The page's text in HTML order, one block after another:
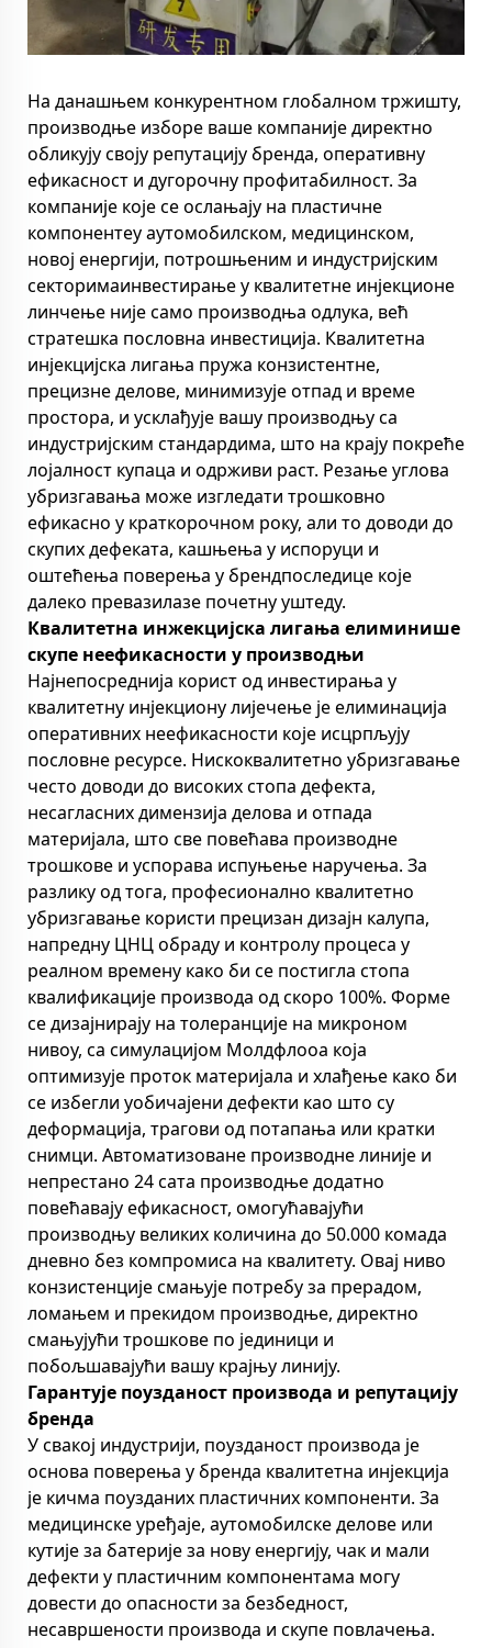
На данашњем конкурентном глобалном тржишту,
производње изборе ваше компаније директно
обликују своју репутацију бренда, оперативну
ефикасност и дугорочну профитабилност. За
компаније које се ослањају на пластичне
компонентеу аутомобилском, медицинском,
новој енергији, потрошњеним и индустријским
секторимаинвестирање у квалитетне инјекционе
линчење није само производња одлука, већ
стратешка пословна инвестиција. Квалитетна
инјекцијска лигања пружа конзистентне,
прецизне делове, минимизује отпад и време
простора, и усклађује вашу производњу са
индустријским стандардима, што на крају покреће
лојалност купаца и одрживи раст. Резање углова
убризгавања може изгледати трошковно
ефикасно у краткорочном року, али то доводи до
скупих дефеката, кашњења у испоруци и
оштећења поверења у брендпоследице које
далеко превазилазе почетну уштеду.
Квалитетна инжекцијска лигања елиминише
скупе неефикасности у производњи
Најнепосреднија корист од инвестирања у
квалитетну инјекциону лијечење је елиминација
оперативних неефикасности које исцрпљују
пословне ресурсе. Нискоквалитетно убризгавање
често доводи до високих стопа дефекта,
несагласних димензија делова и отпада
материјала, што све повећава производне
трошкове и успорава испуњење наручења. За
разлику од тога, професионално квалитетно
убризгавање користи прецизан дизајн калупа,
напредну ЦНЦ обраду и контролу процеса у
реалном времену како би се постигла стопа
квалификације производа од скоро 100%. Форме
се дизајнирају на толеранције на микроном
нивоу, са симулацијом Молдфлооа која
оптимизује проток материјала и хлађење како би
се избегли уобичајени дефекти као што су
деформација, трагови од потапања или кратки
снимци. Автоматизоване производне линије и
непрестано 24 сата производње додатно
повећавају ефикасност, омогућавајући
производњу великих количина до 50.000 комада
дневно без компромиса на квалитету. Овај ниво
конзистенције смањује потребу за прерадом,
ломањем и прекидом производње, директно
смањујући трошкове по јединици и
побољшавајући вашу крајњу линију.
Гарантује поузданост производа и репутацију
бренда
У свакој индустрији, поузданост производа је
основа поверења у бренда квалитетна инјекција
је кичма поузданих пластичних компоненти. За
медицинске уређаје, аутомобилске делове или
кутије за батерије за нову енергију, чак и мали
дефекти у пластичним компонентама могу
довести до опасности за безбедност,
несавршености производа и скупе повлачења.